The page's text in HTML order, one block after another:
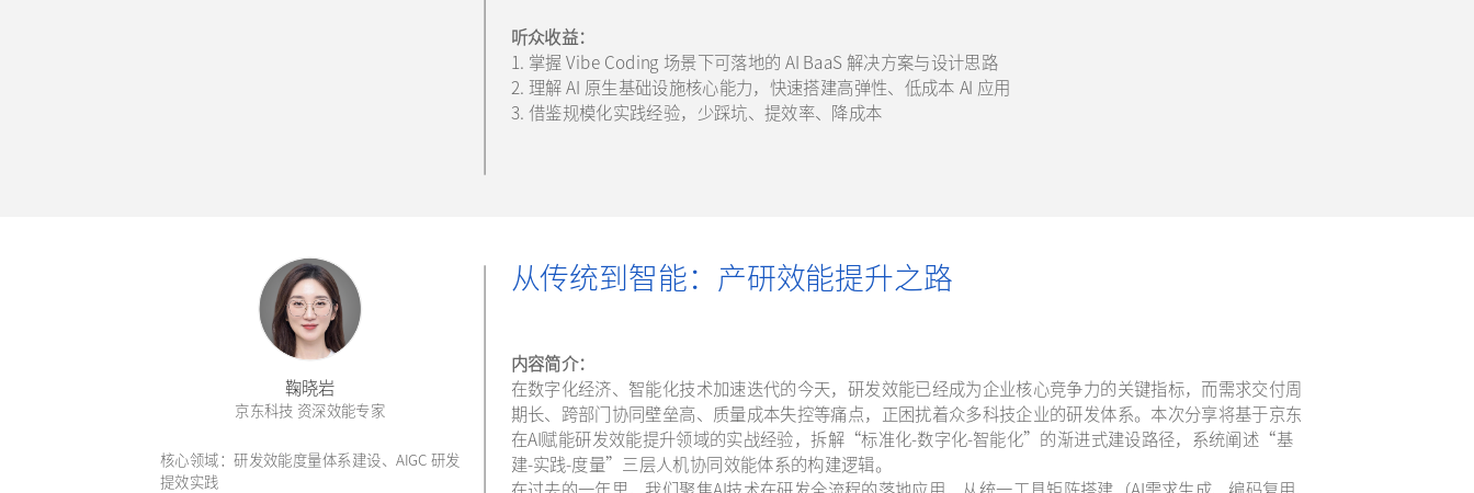
听众收益：
1. 掌握 Vibe Coding 场景下可落地的 AI BaaS 解决方案与设计思路
2. 理解 AI 原生基础设施核心能力，快速搭建高弹性、低成本 AI 应用
3. 借鉴规模化实践经验，少踩坑、提效率、降成本
从传统到智能：产研效能提升之路
鞠晓岩
京东科技 资深效能专家
内容简介：
在数字化经济、智能化技术加速迭代的今天，研发效能已经成为企业核心竞争力的关键指标，而需求交付周
期长、跨部门协同壁垒高、质量成本失控等痛点，正困扰着众多科技企业的研发体系。本次分享将基于京东
在AI赋能研发效能提升领域的实战经验，拆解“标准化-数字化-智能化”的渐进式建设路径，系统阐述“基
建-实践-度量”三层人机协同效能体系的构建逻辑。
核心领域：研发效能度量体系建设、AIGC 研发
提效实践